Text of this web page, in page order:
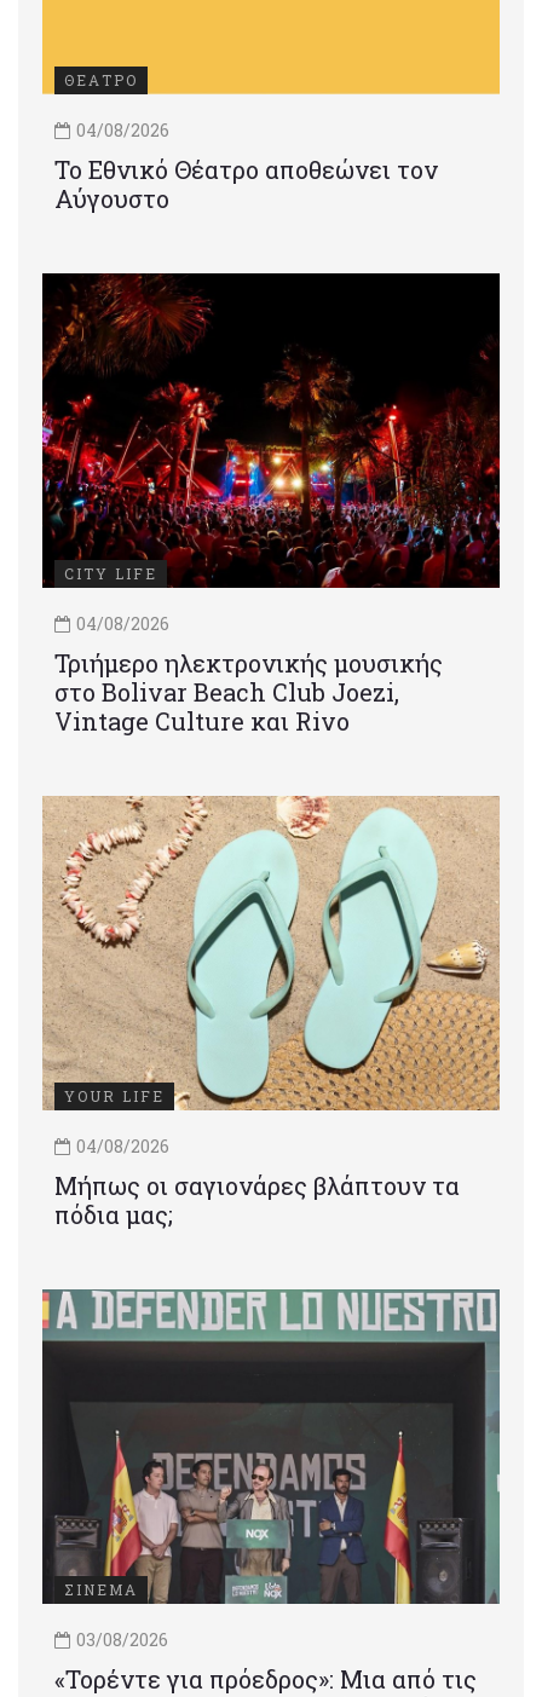
ΘΕΑΤΡΟ
04/08/2026
Το Εθνικό Θέατρο αποθεώνει τον
Αύγουστο
CITY LIFE
04/08/2026
Τριήμερο ηλεκτρονικής μουσικής
στο Bolivar Beach Club Joezi,
Vintage Culture και Rivo
YOUR LIFE
04/08/2026
Μήπως οι σαγιονάρες βλάπτουν τα
πόδια μας;
ΣΙΝΕΜΑ
03/08/2026
«Τορέντε για πρόεδρος»: Mια από τις